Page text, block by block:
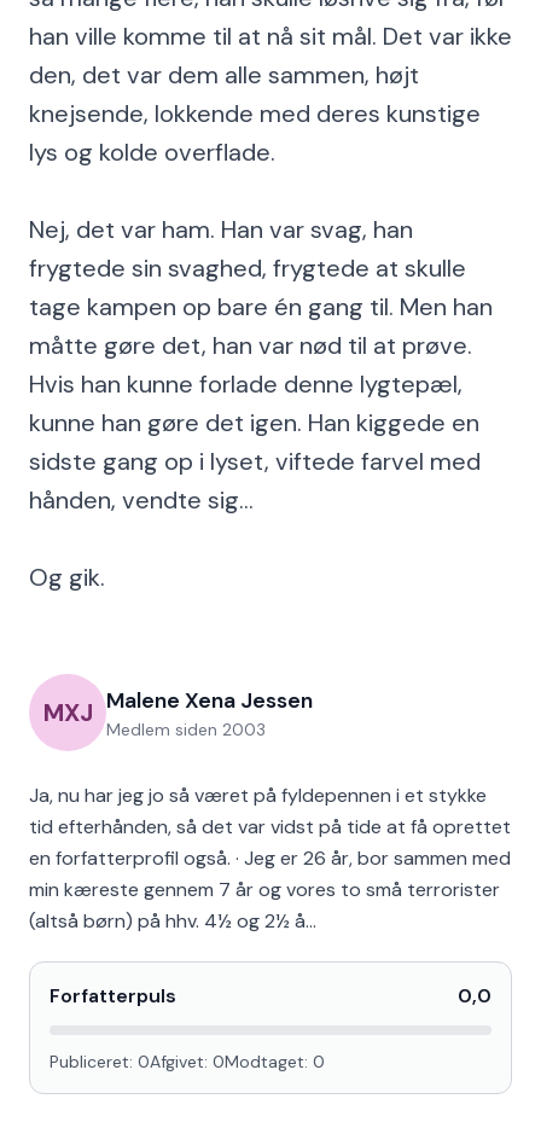
MXJ Malene Xena Jessen
Medlem siden 2003
Ja, nu har jeg jo så været på fyldepennen i et stykke
tid efterhånden, så det var vidst på tide at få oprettet
en forfatterprofil også. · Jeg er 26 år, bor sammen med
min kæreste gennem 7 år og vores to små terrorister
(altså børn) på hhv. 4½ og 2½ å…
Forfatterpuls 0,0
Publiceret: 0Afgivet: 0Modtaget: 0
han ville komme til at nå sit mål. Det var ikke
den, det var dem alle sammen, højt
knejsende, lokkende med deres kunstige
lys og kolde overflade.
Nej, det var ham. Han var svag, han
frygtede sin svaghed, frygtede at skulle
tage kampen op bare én gang til. Men han
måtte gøre det, han var nød til at prøve.
Hvis han kunne forlade denne lygtepæl,
kunne han gøre det igen. Han kiggede en
sidste gang op i lyset, viftede farvel med
hånden, vendte sig...
Og gik.